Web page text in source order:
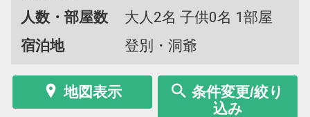
人数・部屋数
大人2名 子供0名 1部屋
宿泊地
登別・洞爺
地図表示
条件変更/絞り
込み